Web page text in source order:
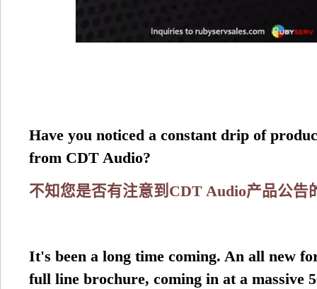
Have you noticed a constant drip of
from CDT Audio?
不知您是否有注意到CDT Audio产品公告
It's been a long time coming. An all new
full line brochure, coming in at a massive